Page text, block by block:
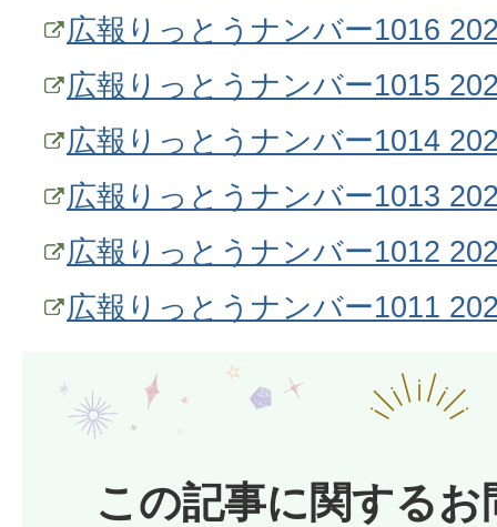
広報りっとうナンバー1016
広報りっとうナンバー1015
広報りっとうナンバー1014
広報りっとうナンバー1013
広報りっとうナンバー1012
広報りっとうナンバー1011
この記事に関するお